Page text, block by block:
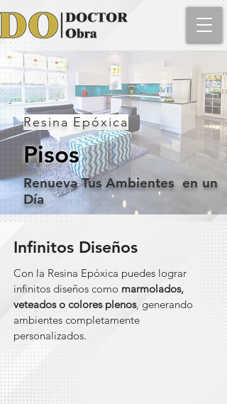
Resina Epóxica
Pisos
Renueva Tus Ambientes en un
Día
Infinitos Diseños
Con la Resina Epóxica puedes lograr
infinitos diseños como marmolados,
veteados o colores plenos, generando
ambientes completamente
personalizados.